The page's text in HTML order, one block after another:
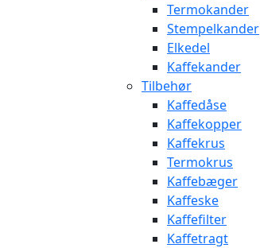
Termokander
Stempelkander
Elkedel
Kaffekander
Tilbehør
Kaffedåse
Kaffekopper
Kaffekrus
Termokrus
Kaffebæger
Kaffeske
Kaffefilter
Kaffetragt